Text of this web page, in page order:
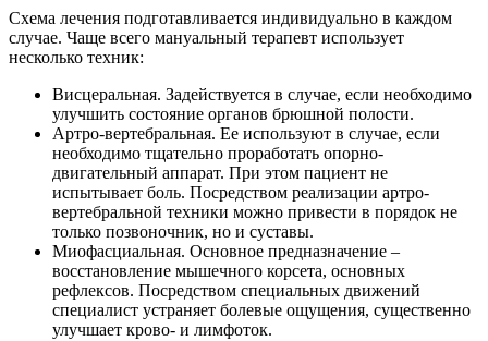
Схема лечения подготавливается индивидуально в каждом
случае. Чаще всего мануальный терапевт использует
несколько техник:
Висцеральная. Задействуется в случае, если необходимо
улучшить состояние органов брюшной полости.
Артро-вертебральная. Ее используют в случае, если
необходимо тщательно проработать опорно-
двигательный аппарат. При этом пациент не
испытывает боль. Посредством реализации артро-
вертебральной техники можно привести в порядок не
только позвоночник, но и суставы.
Миофасциальная. Основное предназначение –
восстановление мышечного корсета, основных
рефлексов. Посредством специальных движений
специалист устраняет болевые ощущения, существенно
улучшает крово- и лимфоток.